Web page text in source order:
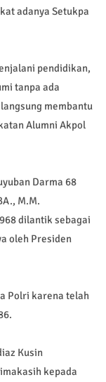
adanya Setukpa
pendidikan,
tanpa ada
membantu
Alumni Akpol
Darma 68
M.M.
dilantik sebagai
oleh Presiden
Polri karena telah
Kusin
kepada